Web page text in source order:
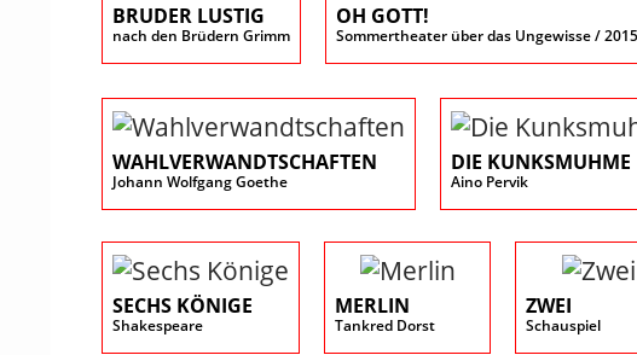
BRUDER LUSTIG
nach den Brüdern Grimm
OH GOTT!
Sommertheater über das Ungewisse / 2015
WAHLVERWANDTSCHAFTEN
Johann Wolfgang Goethe
DIE KUNKSMUHME
Aino Pervik
SECHS KÖNIGE
Shakespeare
MERLIN
Tankred Dorst
ZWEI
Schauspiel